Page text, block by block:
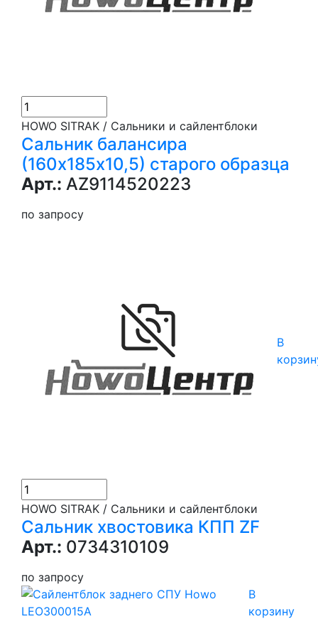
HOWO SITRAK / Сальники и сайлентблоки
Сальник балансира
(160х185х10,5) старого образца
Арт.: AZ9114520223
по запросу
В
HOWO SITRAK / Сальники и сайлентблоки
Сальник хвостовика КПП ZF
Арт.: 0734310109
по запросу
В
корзину